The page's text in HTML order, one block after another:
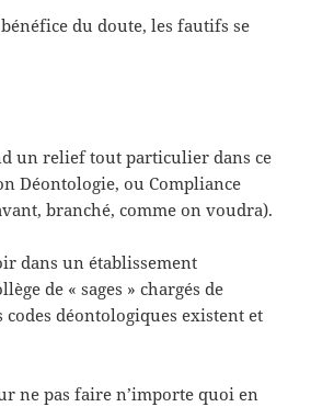
du doute, les fautifs se
un relief tout particulier dans ce
Déontologie, ou Compliance
branché, comme on voudra).
dans un établissement
de « sages » chargés de
codes déontologiques existent et
ne pas faire n’importe quoi en